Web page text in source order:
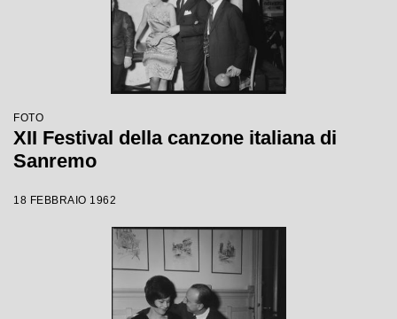
FOTO
XII Festival della canzone italiana di
Sanremo
18 FEBBRAIO 1962